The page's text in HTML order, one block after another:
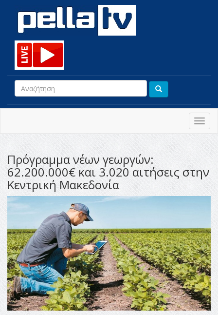
Πρόγραμμα νέων γεωργών:
62.200.000€ και 3.020 αιτήσεις στην
Κεντρική Μακεδονία